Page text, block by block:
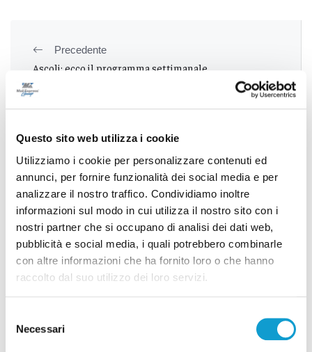
Questo sito web utilizza i cookie
Utilizziamo i cookie per personalizzare contenuti ed
annunci, per fornire funzionalità dei social media e per
analizzare il nostro traffico. Condividiamo inoltre
informazioni sul modo in cui utilizza il nostro sito con i
nostri partner che si occupano di analisi dei dati web,
pubblicità e social media, i quali potrebbero combinarle
con altre informazioni che ha fornito loro o che hanno
raccolto dal suo utilizzo dei loro servizi.
delNecessari
Precedente
Ascoli: ecco il programma settimanale
Medico preso in ostaggio ad Ascoli:era
un’esercitazione della Questura
Tutti gli articoli